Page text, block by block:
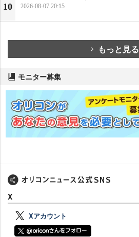
10 2026-08-07 20:15
もっと見る
モニター募集
X
Xアカウント